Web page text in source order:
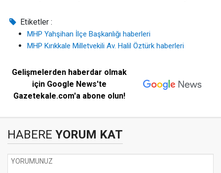
Etiketler :
MHP Yahşihan İlçe Başkanlığı haberleri
MHP Kırıkkale Milletvekili Av. Halil Öztürk haberleri
Gelişmelerden haberdar olmak
için Google News'te
Gazetekale.com'a abone olun!
HABERE YORUM KAT